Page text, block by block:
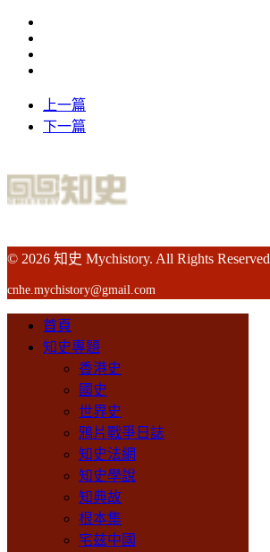
上一篇
下一篇
© 2026 知史 Mychistory. All Rights Reserved
cnhe.mychistory@gmail.com
首頁
知史專題
香港史
國史
世界史
鴉片戰爭日誌
知史法網
知史學說
知典故
根本集
宅兹中國